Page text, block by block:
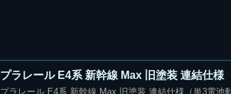
プラレール E4系 新幹線 Max 旧塗装 連結仕様
プラレール E4系 新幹線 Max 旧塗装 連結仕様（単3電池動